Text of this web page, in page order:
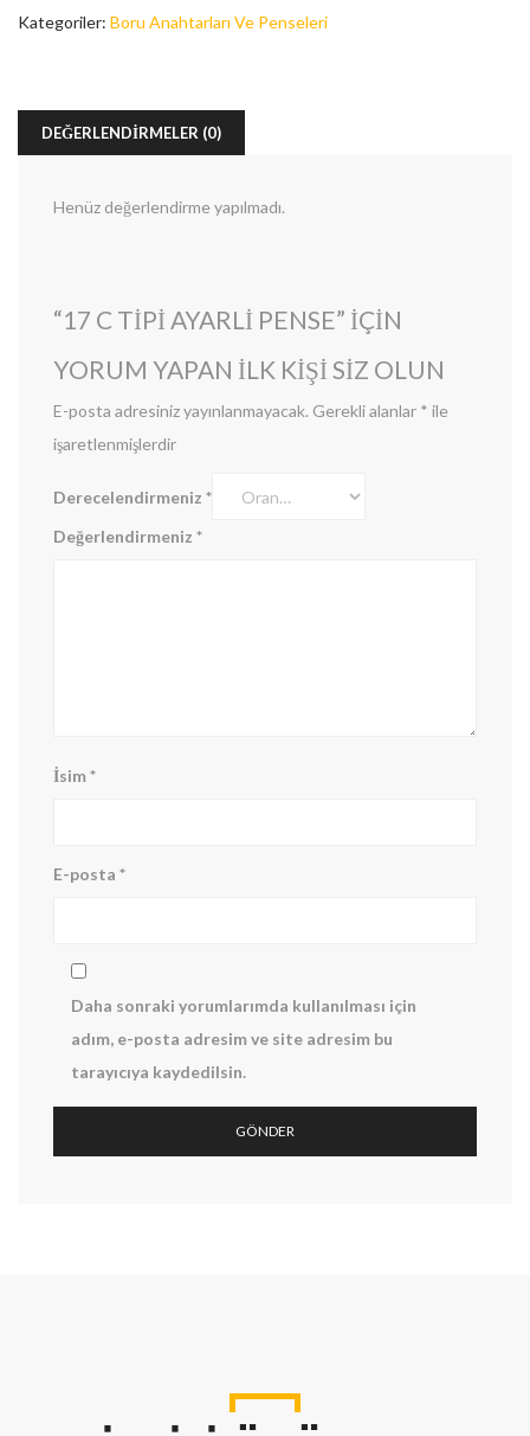
Kategoriler: Boru Anahtarları Ve Penseleri
DEĞERLENDIRMELER (0)
Henüz değerlendirme yapılmadı.
“17 C TIPI AYARLI PENSE” IÇIN
YORUM YAPAN ILK KIŞI SIZ OLUN
E-posta adresiniz yayınlanmayacak. Gerekli alanlar * ile
işaretlenmişlerdir
Derecelendirmeniz *
Değerlendirmeniz *
İsim*
E-posta *
Daha sonraki yorumlarımda kullanılması için
adım, e-posta adresim ve site adresim bu
tarayıcıya kaydedilsin.